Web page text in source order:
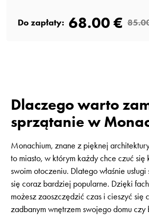
Do zapłaty: 68.00 €
Dlaczego warto
sprzątanie w
Monachium, znane z pięknej
to miasto, w którym każdy chce czuć się
swoim otoczeniu. Dlatego właśnie
się coraz bardziej popularne. Dzięki
możesz zaoszczędzić czas i cieszyć się
zadbanym wnętrzem swojego domu czy